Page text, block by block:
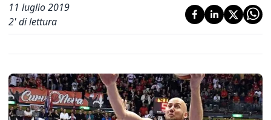
11 luglio 2019
2' di lettura